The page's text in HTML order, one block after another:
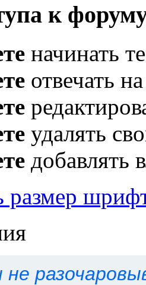
к
начинать
отвечать
удалять
добавлять
размер